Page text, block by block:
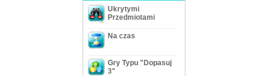
Ukrytymi
Przedmiotami
Na czas
Gry Typu "Dopasuj
3"